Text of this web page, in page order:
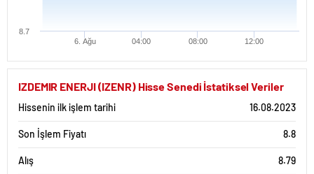
6. Ağu 04:00 08:00 12:00
8.7
IZDEMIR ENERJI (IZENR) Hisse Senedi İstatiksel Veriler
Hissenin ilk işlem tarihi 16.08.2023
Son İşlem Fiyatı 8.8
Alış 8.79